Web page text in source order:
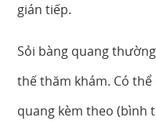
gián tiếp.
Sỏi bàng quang
thế thăm khám. Có
quang kèm theo (bình